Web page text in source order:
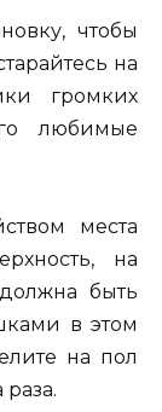
чтобы
на
громких
любимые
места
на
быть
в этом
на пол